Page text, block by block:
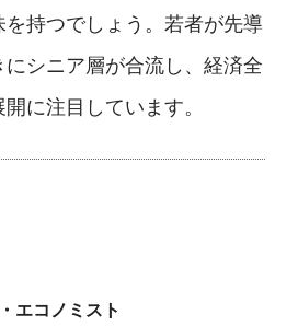
持つでしょう。若者が先導
にシニア層が合流し、経済全
に注目しています。
エコノミスト